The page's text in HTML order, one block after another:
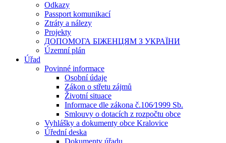
Odkazy
Passport komunikací
Ztráty a nálezy
Projekty
ДОПОМОГА БІЖЕНЦЯМ З УКРАЇНИ
Územní plán
Úřad
Povinné informace
Osobní údaje
Zákon o střetu zájmů
Životní situace
Informace dle zákona č.106⁄1999 Sb.
Smlouvy o dotacích z rozpočtu obce
Vyhlášky a dokumenty obce Kralovice
Úřední deska
Dokumenty úřadu